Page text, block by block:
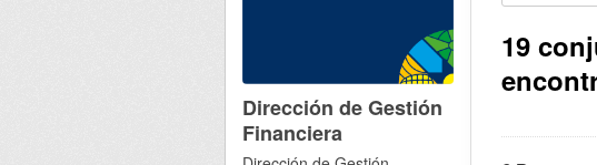
19
Dirección de Gestión
Financiera